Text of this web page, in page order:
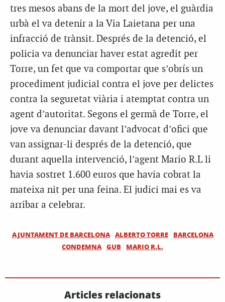
tres mesos abans de la mort del jove, el guàrdia
urbà el va detenir a la Via Laietana per una
infracció de trànsit. Després de la detenció, el
policia va denunciar haver estat agredit per
Torre, un fet que va comportar que s’obrís un
procediment judicial contra el jove per delictes
contra la seguretat viària i atemptat contra un
agent d’autoritat. Segons el germà de Torre, el
jove va denunciar davant l’advocat d’ofici que
van assignar-li després de la detenció, que
durant aquella intervenció, l’agent Mario R.L li
havia sostret 1.600 euros que havia cobrat la
mateixa nit per una feina. El judici mai es va
arribar a celebrar.
AJUNTAMENT DE BARCELONA ALBERTO TORRE
BARCELONA
CONDEMNA GUB MARIO R.L.
Articles relacionats